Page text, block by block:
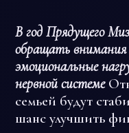
В год Прядущего
обращать внимания
эмоциональные
нервной системе
семьей будут
шанс улучшить